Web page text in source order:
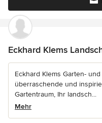
Eckhard Klems
Eckhard Klems Garten-
überraschende und
Gartentraum, Ihr landsch...
Mehr